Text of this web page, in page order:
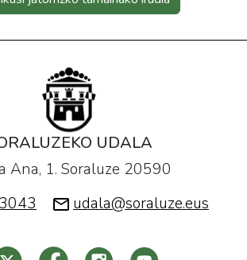
UDALA
Ana, 1. Soraluze 20590
udala@soraluze.eus